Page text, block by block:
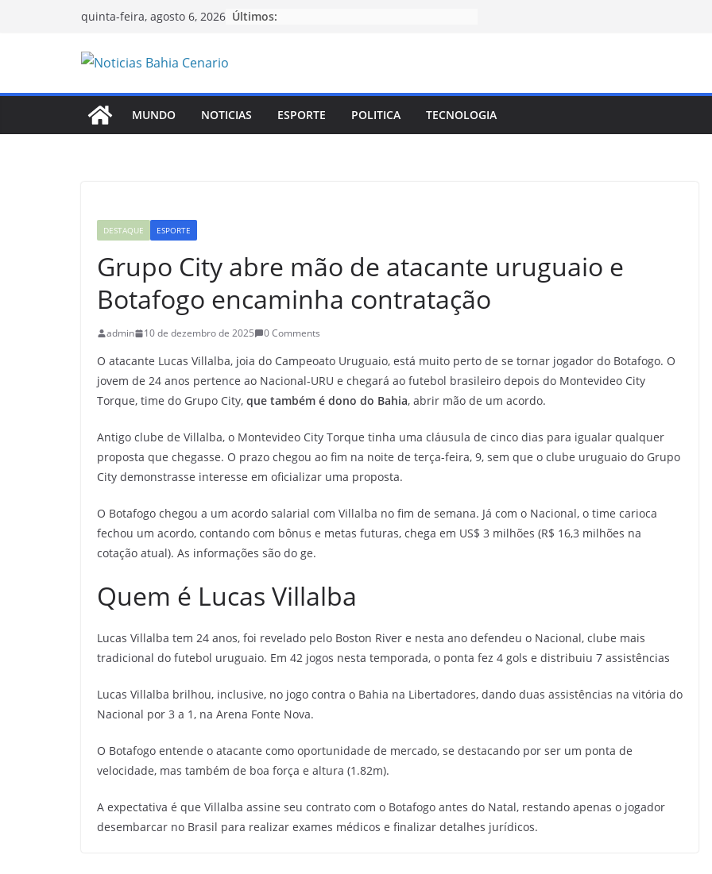
quinta-feira, agosto 6, 2026 Últimos:
MUNDO NOTICIAS ESPORTE POLITICA TECNOLOGIA
DESTAQUE ESPORTE
Grupo City abre mão de atacante uruguaio e
Botafogo encaminha contratação
admin 10 de dezembro de 2025 0 Comments
O atacante Lucas Villalba, joia do Campeoato Uruguaio, está muito perto de se tornar jogador do Botafogo. O
jovem de 24 anos pertence ao Nacional-URU e chegará ao futebol brasileiro depois do Montevideo City
Torque, time do Grupo City, que também é dono do Bahia, abrir mão de um acordo.
Antigo clube de Villalba, o Montevideo City Torque tinha uma cláusula de cinco dias para igualar qualquer
proposta que chegasse. O prazo chegou ao fim na noite de terça-feira, 9, sem que o clube uruguaio do Grupo
City demonstrasse interesse em oficializar uma proposta.
O Botafogo chegou a um acordo salarial com Villalba no fim de semana. Já com o Nacional, o time carioca
fechou um acordo, contando com bônus e metas futuras, chega em US$ 3 milhões (R$ 16,3 milhões na
cotação atual). As informações são do ge.
Quem é Lucas Villalba
Lucas Villalba tem 24 anos, foi revelado pelo Boston River e nesta ano defendeu o Nacional, clube mais
tradicional do futebol uruguaio. Em 42 jogos nesta temporada, o ponta fez 4 gols e distribuiu 7 assistências
Lucas Villalba brilhou, inclusive, no jogo contra o Bahia na Libertadores, dando duas assistências na vitória do
Nacional por 3 a 1, na Arena Fonte Nova.
O Botafogo entende o atacante como oportunidade de mercado, se destacando por ser um ponta de
velocidade, mas também de boa força e altura (1.82m).
A expectativa é que Villalba assine seu contrato com o Botafogo antes do Natal, restando apenas o jogador
desembarcar no Brasil para realizar exames médicos e finalizar detalhes jurídicos.